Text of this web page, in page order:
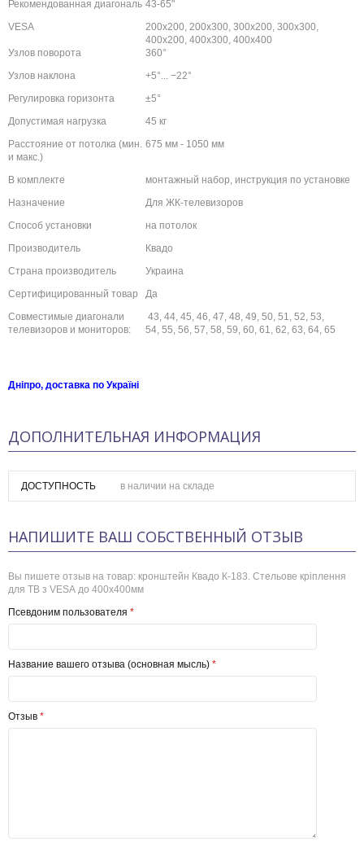
Рекомендованная диагональ 43-65"
VESA
200x200, 200x300, 300x200, 300x300,
400x200, 400x300, 400x400
Узлов поворота
360°
Узлов наклона
+5°... −22°
Регулировка горизонта
±5°
Допустимая нагрузка
45 кг
Расстояние от потолка (мин.
и макс.)
675 мм - 1050 мм
В комплекте
монтажный набор, инструкция по установке
Назначение
Для ЖК-телевизоров
Способ установки
на потолок
Производитель
Квадо
Страна производитель
Украина
Сертифицированный товар
Да
Совместимые диагонали
телевизоров и мониторов:
43, 44, 45, 46, 47, 48, 49, 50, 51, 52, 53,
54, 55, 56, 57, 58, 59, 60, 61, 62, 63, 64, 65
Дніпро, доставка по Україні
ДОПОЛНИТЕЛЬНАЯ ИНФОРМАЦИЯ
ДОСТУПНОСТЬ в наличии на складе
НАПИШИТЕ ВАШ СОБСТВЕННЫЙ ОТЗЫВ
Вы пишете отзыв на товар: кронштейн Квадо К-183. Стельове кріплення
для ТВ з VESA до 400х400мм
*
Псевдоним пользователя
*
Название вашего отзыва (основная мысль)
*
Отзыв